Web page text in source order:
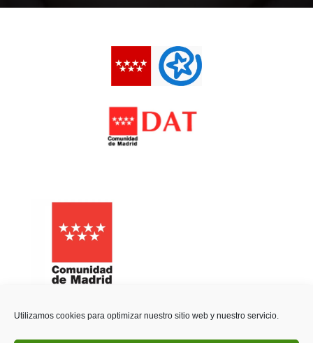
Utilizamos cookies para optimizar nuestro sitio web y nuestro servicio.